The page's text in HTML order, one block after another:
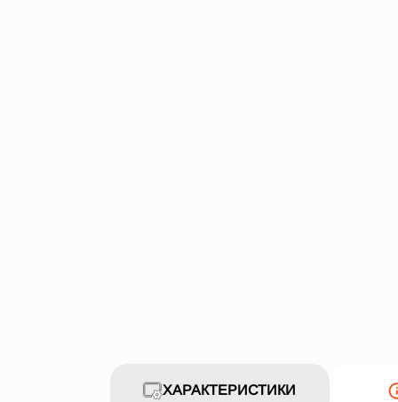
ХАРАКТЕРИСТИКИ